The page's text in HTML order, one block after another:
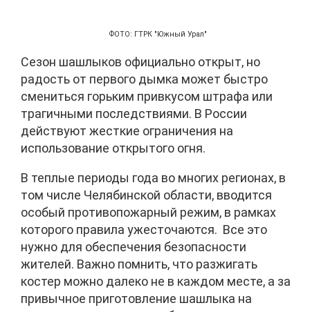
ФОТО: ГТРК "Южный Урал"
Сезон шашлыков официально открыт, но
радость от первого дымка может быстро
смениться горьким привкусом штрафа или
трагичными последствиями. В России
действуют жесткие ограничения на
использование открытого огня.
В теплые периоды года во многих регионах, в
том числе Челябинской области, вводится
особый противопожарный режим, в рамках
которого правила ужесточаются. Все это
нужно для обеспечения безопасности
жителей. Важно помнить, что разжигать
костер можно далеко не в каждом месте, а за
привычное приготовление шашлыка на